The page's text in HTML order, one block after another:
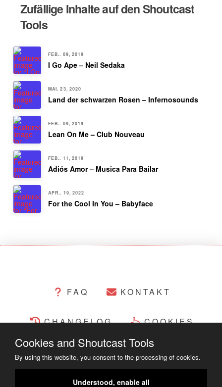
Zufällige Inhalte auf den Shoutcast
Tools
FEB.. 09, 2019
I Go Ape – Neil Sedaka
MAI. 23, 2020
Land der schwarzen Rosen – Infernosounds
FEB.. 09, 2019
Lean On Me – Club Nouveau
FEB.. 11, 2019
Adiós Amor – Musica Para Bailar
APR.. 19, 2022
For the Cool In You – Babyface
FAQ KONTAKT
CHANGELOG COOKIES
Cookies and Shoutcast Tools
By using this website, you consent to the processing of cookies.
Understood, enable all